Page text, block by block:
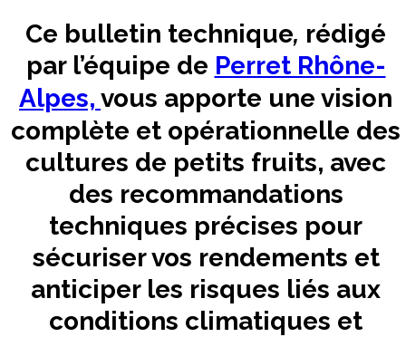
Ce bulletin technique, rédigé
par l’équipe de Perret Rhône-
Alpes, vous apporte une vision
complète et opérationnelle des
cultures de petits fruits, avec
des recommandations
techniques précises pour
sécuriser vos rendements et
anticiper les risques liés aux
conditions climatiques et